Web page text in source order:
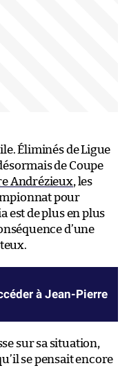
Éliminés de Ligue
de Coupe
Andrézieux, les
pour
est de plus en plus
d’une
à Jean-Pierre
sur sa situation,
se pensait encore